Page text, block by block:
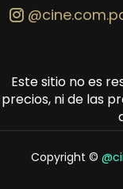
Este sitio no es
precios, ni de las
Copyright ©